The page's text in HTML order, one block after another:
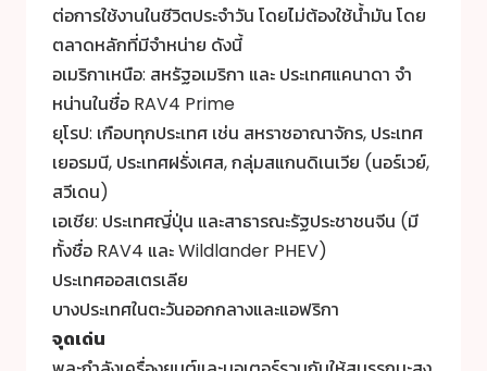
ต่อการใช้งานในชีวิตประจำวัน โดยไม่ต้องใช้น้ำมัน โดย
ตลาดหลักที่มีจำหน่าย ดังนี้
อเมริกาเหนือ: สหรัฐอเมริกา และ ประเทศแคนาดา จำ
หน่านในชื่อ RAV4 Prime
ยุโรป: เกือบทุกประเทศ เช่น สหราชอาณาจักร, ประเทศ
เยอรมนี, ประเทศฝรั่งเศส, กลุ่มสแกนดิเนเวีย (นอร์เวย์,
สวีเดน)
เอเชีย: ประเทศญี่ปุ่น และสาธารณะรัฐประชาชนจีน (มี
ทั้งชื่อ RAV4 และ Wildlander PHEV)
ประเทศออสเตรเลีย
บางประเทศในตะวันออกกลางและแอฟริกา
จุดเด่น